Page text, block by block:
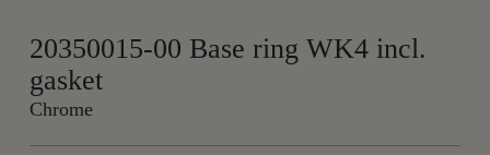
20350015-00 Base ring WK4 incl.
gasket
Chrome